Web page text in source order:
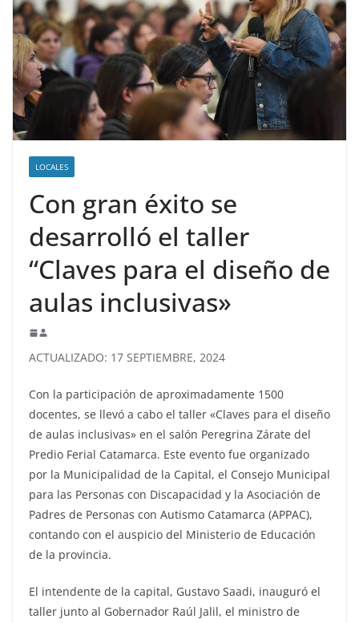
LOCALES
Con gran éxito se
desarrolló el taller
“Claves para el diseño de
aulas inclusivas»
ACTUALIZADO: 17 SEPTIEMBRE, 2024
Con la participación de aproximadamente 1500
docentes, se llevó a cabo el taller «Claves para el diseño
de aulas inclusivas» en el salón Peregrina Zárate del
Predio Ferial Catamarca. Este evento fue organizado
por la Municipalidad de la Capital, el Consejo Municipal
para las Personas con Discapacidad y la Asociación de
Padres de Personas con Autismo Catamarca (APPAC),
contando con el auspicio del Ministerio de Educación
de la provincia.
El intendente de la capital, Gustavo Saadi, inauguró el
taller junto al Gobernador Raúl Jalil, el ministro de